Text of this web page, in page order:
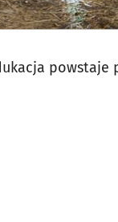
powstaje